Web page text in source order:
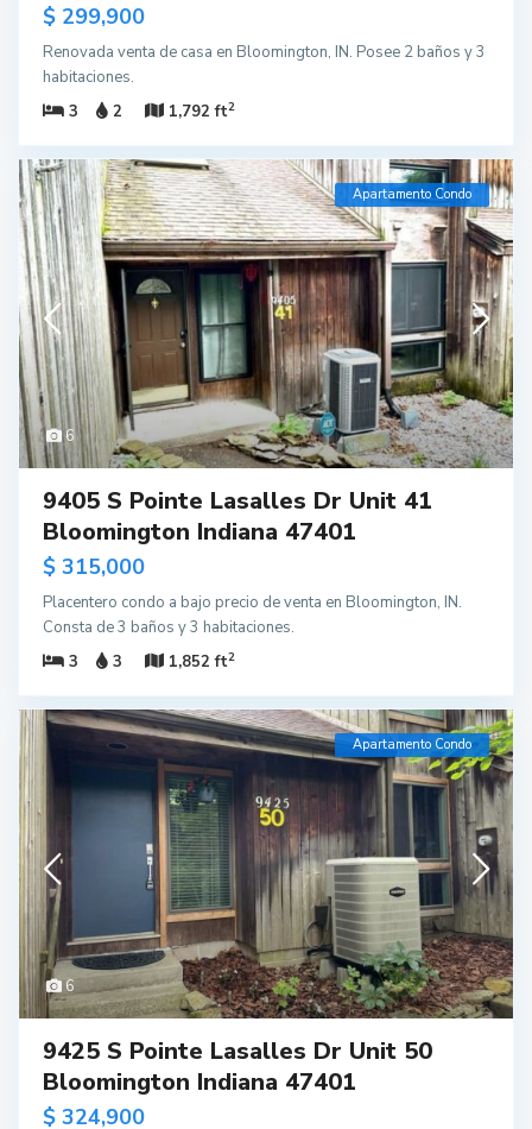
$ 299,900
Renovada venta de casa en Bloomington, IN. Posee 2 baños y 3
habitaciones.
3
2 1,792 ft2
6
Apartamento Condo
9405 S Pointe Lasalles Dr Unit 41
Bloomington Indiana 47401
$ 315,000
Placentero condo a bajo precio de venta en Bloomington, IN.
Consta de 3 baños y 3 habitaciones.
3
3 1,852 ft2
6
Apartamento Condo
9425 S Pointe Lasalles Dr Unit 50
Bloomington Indiana 47401
$ 324,900